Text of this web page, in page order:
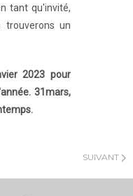
tant qu'invité,
trouverons un
2023 pour
31mars,
SUIVANT